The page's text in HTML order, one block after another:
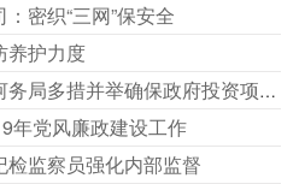
密织“三网”保安全
养护力度
水利部网站：河南郑州河务局多措并举确保政府投资项目稳步推进
年党风廉政建设工作
监察员强化内部监督